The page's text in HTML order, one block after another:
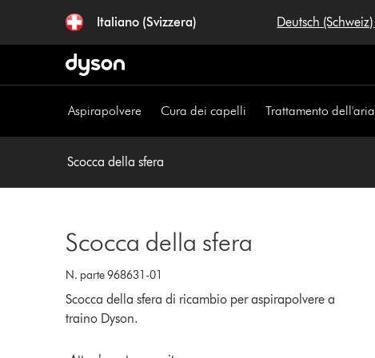
navigazione
Italiano (Svizzera) Deutsch (Schweiz)
Aspirapolvere Cura dei capelli Trattamento dell'aria
Scocca della sfera
Scocca della sfera
N. parte 968631-01
Scocca della sfera di ricambio per aspirapolvere a
traino Dyson.